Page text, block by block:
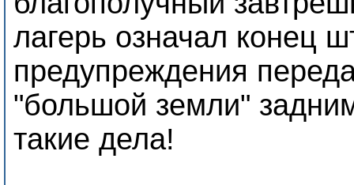
лагерь означал конец
предупреждения
"большой земли"
такие дела!